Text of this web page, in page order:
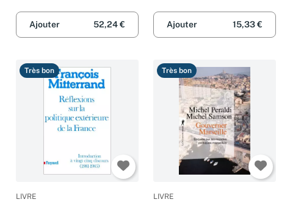
Ajouter 52,24 € Ajouter 15,33 €
Très bon
LIVRE
Très bon
LIVRE